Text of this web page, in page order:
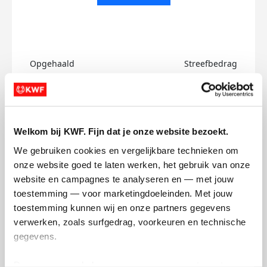
Welkom bij KWF. Fijn dat je onze website bezoekt.
We gebruiken cookies en vergelijkbare technieken om
onze website goed te laten werken, het gebruik van onze
website en campagnes te analyseren en — met jouw
toestemming — voor marketingdoeleinden. Met jouw
toestemming kunnen wij en onze partners gegevens
verwerken, zoals surfgedrag, voorkeuren en technische
gegevens.
Opgehaald
€0
Streefbedrag
€500
Edward's badges